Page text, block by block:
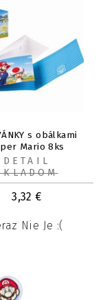
s obálkami
Mario 8ks
3,32 €
Nie Je :(
DETAIL